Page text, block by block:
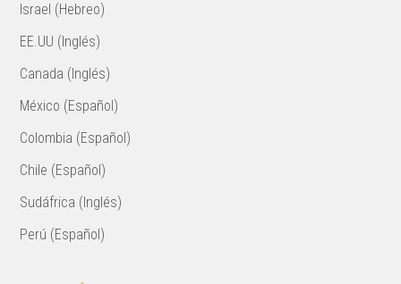
Israel (Hebreo)
EE.UU (Inglés)
Canada (Inglés)
México (Español)
Colombia (Español)
Chile (Español)
Sudáfrica (Inglés)
Perú (Español)